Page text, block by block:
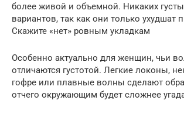
более живой и объемной. Никаких
вариантов, так как они только ухудшат
Скажите «нет» ровным укладкам
Особенно актуально для женщин, чьи
отличаются густотой. Легкие локоны,
гофре или плавные волны сделают
отчего окружающим будет сложнее